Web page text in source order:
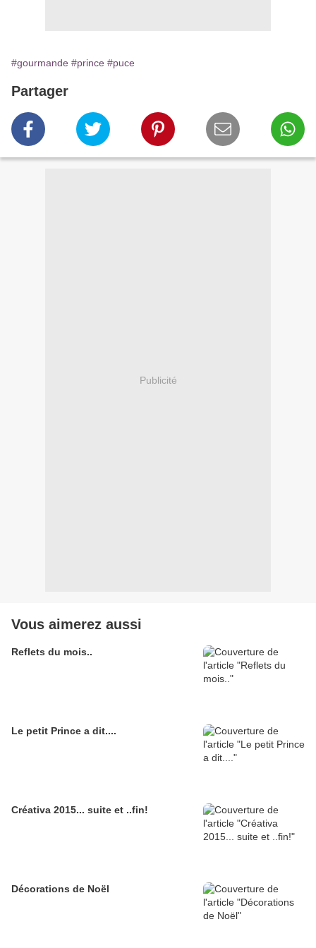
#gourmande #prince #puce
Partager
Publicité
Vous aimerez aussi
Reflets du mois..
Le petit Prince a dit....
Créativa 2015... suite et ..fin!
Décorations de Noël